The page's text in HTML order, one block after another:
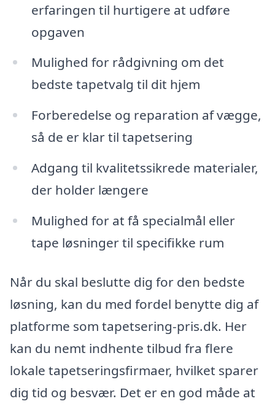
erfaringen til hurtigere at udføre
opgaven
Mulighed for rådgivning om det
bedste tapetvalg til dit hjem
Forberedelse og reparation af vægge,
så de er klar til tapetsering
Adgang til kvalitetssikrede materialer,
der holder længere
Mulighed for at få specialmål eller
tape løsninger til specifikke rum
Når du skal beslutte dig for den bedste
løsning, kan du med fordel benytte dig af
platforme som tapetsering-pris.dk. Her
kan du nemt indhente tilbud fra flere
lokale tapetseringsfirmaer, hvilket sparer
dig tid og besvær. Det er en god måde at